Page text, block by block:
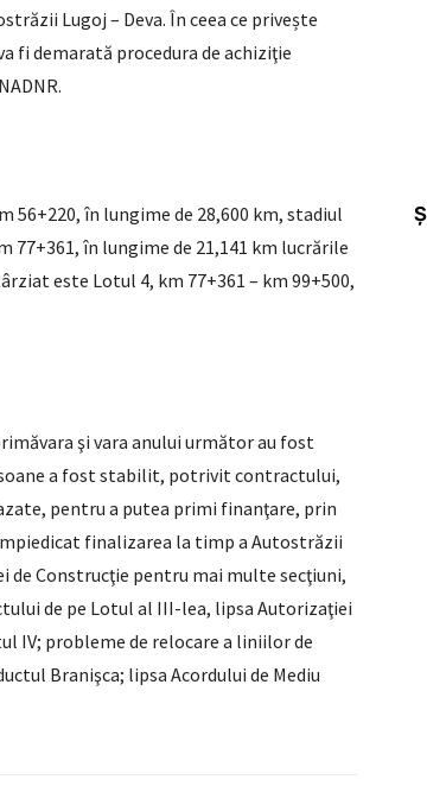
Lugoj – Deva. În ceea ce privește
fi demarată procedura de achiziţie
56+220, în lungime de 28,600 km, stadiul
77+361, în lungime de 21,141 km lucrările
este Lotul 4, km 77+361 – km 99+500,
şi vara anului următor au fost
a fost stabilit, potrivit contractului,
pentru a putea primi finanţare, prin
finalizarea la timp a Autostrăzii
de Construcţie pentru mai multe secţiuni,
de pe Lotul al III-lea, lipsa Autorizaţiei
IV; probleme de relocare a liniilor de
Branişca; lipsa Acordului de Mediu